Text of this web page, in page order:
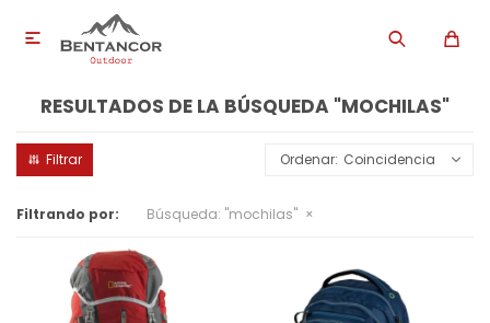

RESULTADOS DE LA BÚSQUEDA "MOCHILAS"
Coincidencia
Filtrando por: Búsqueda: "mochilas"